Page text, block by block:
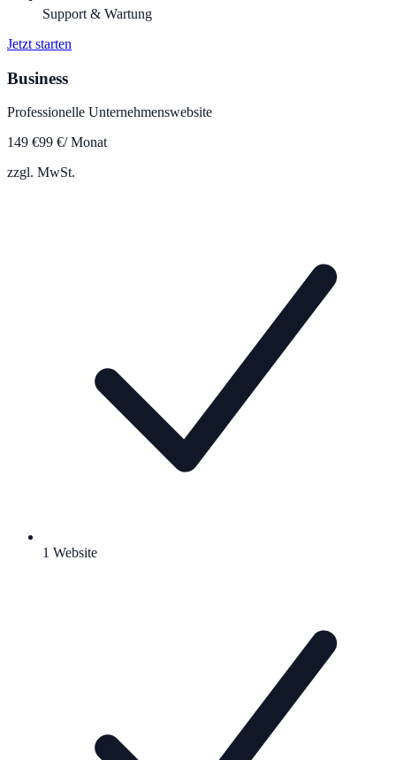
Support & Wartung
Jetzt starten
Business
Professionelle Unternehmenswebsite
149 €99 €/ Monat
zzgl. MwSt.
1 Website